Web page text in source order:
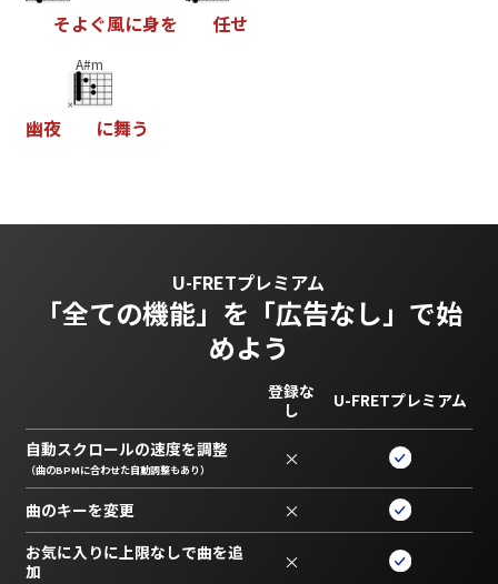
そよぐ風に身を 任せ
幽夜
A#m
に舞う
U-FRETプレミアム
「全ての機能」を 「広告なし」で始
めよう
登録な
し
U-FRETプレミアム
自動スクロールの速度を調整
（曲のBPMに合わせた自動調整もあり） ×
曲のキーを変更 ×
お気に入りに上限なしで曲を追
加
×